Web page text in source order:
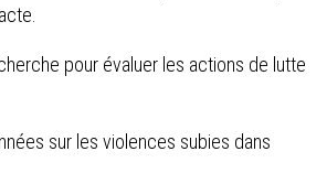
pour évaluer les actions de lutte
sur les violences subies dans